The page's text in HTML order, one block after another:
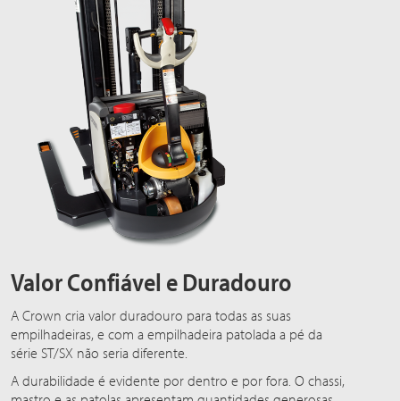
Valor Confiável e Duradouro
A Crown cria valor duradouro para todas as suas
empilhadeiras, e com a empilhadeira patolada a pé da
série ST/SX não seria diferente.
A durabilidade é evidente por dentro e por fora. O chassi,